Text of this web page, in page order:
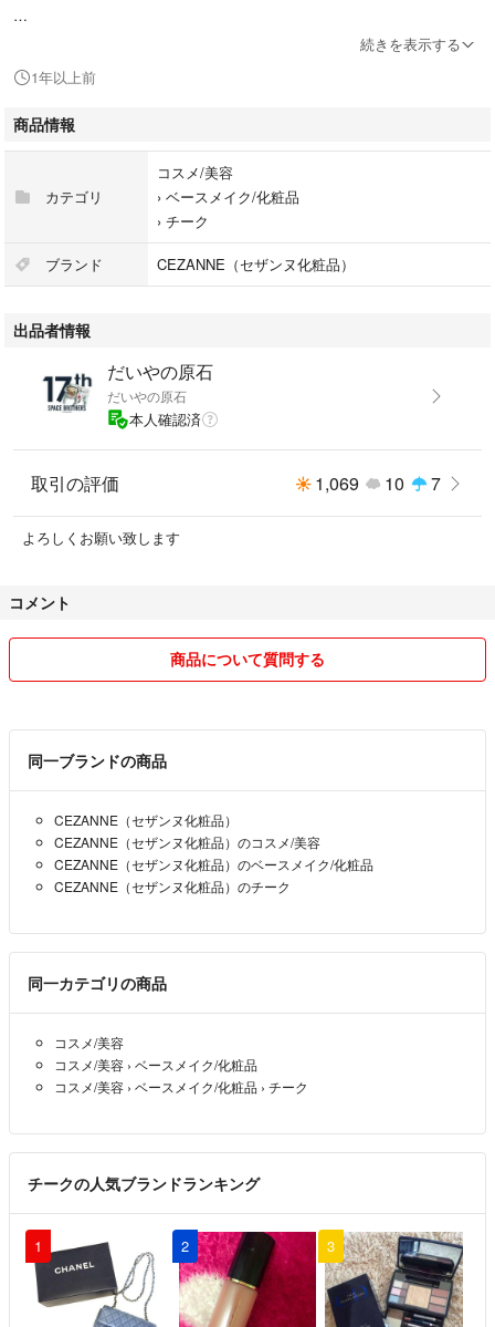
複数ご購入希望の方は、遠慮なくどしどしコメントください☆
色ちがいも出品致しますので合わせてご覧ください♡
#りゅうコスメ
#セザンヌ
#SEZANNE
#チークブラッシュ
型番：4939553043072
カラー：メープルアプリコット
【商品状態】
・購入時期：2024年6月
#4939553043072
続きを表示する
1年以上前
商品情報
カテゴリ
コスメ/美容
› ベースメイク/化粧品
› チーク
ブランド CEZANNE（セザンヌ化粧品）
出品者情報
だいやの原石
だいやの原石
本人確認済
取引の評価 1,069 10 7
よろしくお願い致します
コメント
商品について質問する
同一ブランドの商品
CEZANNE（セザンヌ化粧品）
CEZANNE（セザンヌ化粧品）のコスメ/美容
CEZANNE（セザンヌ化粧品）のベースメイク/化粧品
CEZANNE（セザンヌ化粧品）のチーク
同一カテゴリの商品
コスメ/美容
コスメ/美容 › ベースメイク/化粧品
コスメ/美容 › ベースメイク/化粧品 › チーク
チークの人気ブランドランキング
1 2 3